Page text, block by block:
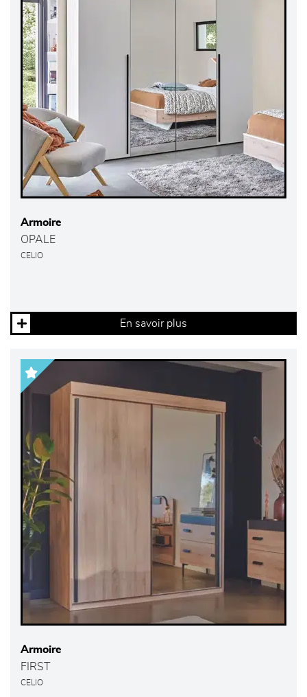
Armoire
OPALE
CELIO
En savoir plus
Armoire
FIRST
CELIO